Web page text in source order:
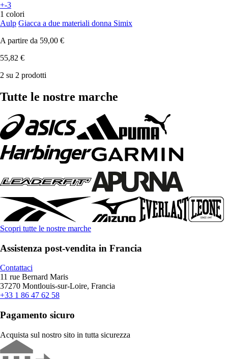
+-3
1 colori
Aulp Giacca a due materiali donna Simix
A partire da 59,00 €
55,82 €
2 su 2 prodotti
Tutte le nostre marche
Scopri tutte le nostre marche
Assistenza post-vendita in Francia
Contattaci
11 rue Bernard Maris
37270 Montlouis-sur-Loire, Francia
+33 1 86 47 62 58
Pagamento sicuro
Acquista sul nostro sito in tutta sicurezza